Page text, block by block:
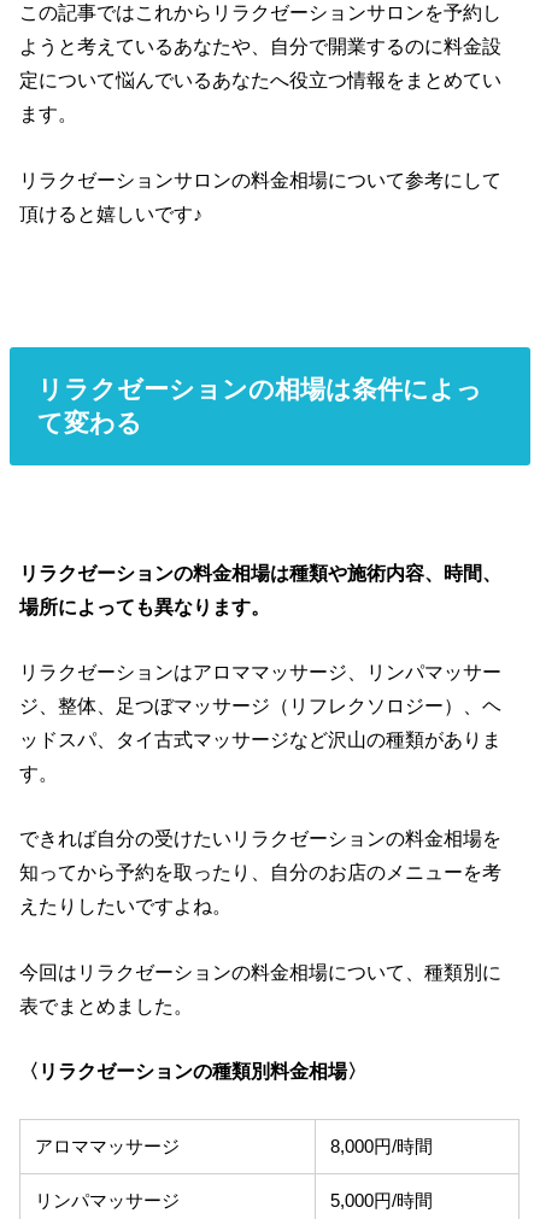
この記事ではこれからリラクゼーションサロンを予約し
ようと考えているあなたや、自分で開業するのに料金設
定について悩んでいるあなたへ役立つ情報をまとめてい
ます。
リラクゼーションサロンの料金相場について参考にして
頂けると嬉しいです♪
リラクゼーションの相場は条件によっ
て変わる
リラクゼーションの料金相場は種類や施術内容、時間、
場所によっても異なります。
リラクゼーションはアロママッサージ、リンパマッサー
ジ、整体、足つぼマッサージ（リフレクソロジー）、ヘ
ッドスパ、タイ古式マッサージなど沢山の種類がありま
す。
できれば自分の受けたいリラクゼーションの料金相場を
知ってから予約を取ったり、自分のお店のメニューを考
えたりしたいですよね。
今回はリラクゼーションの料金相場について、種類別に
表でまとめました。
〈リラクゼーションの種類別料金相場〉
アロママッサージ 8,000円/時間
リンパマッサージ 5,000円/時間